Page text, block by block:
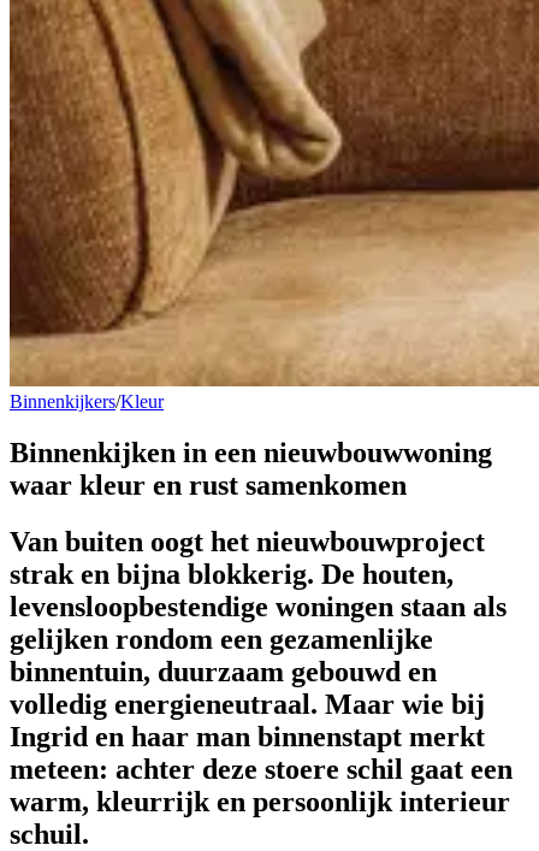
Binnenkijkers/Kleur
Binnenkijken in een nieuwbouwwoning
waar kleur en rust samenkomen
Van buiten oogt het nieuwbouwproject
strak en bijna blokkerig. De houten,
levensloopbestendige woningen staan als
gelijken rondom een gezamenlijke
binnentuin, duurzaam gebouwd en
volledig energieneutraal. Maar wie bij
Ingrid en haar man binnenstapt merkt
meteen: achter deze stoere schil gaat een
warm, kleurrijk en persoonlijk interieur
schuil.